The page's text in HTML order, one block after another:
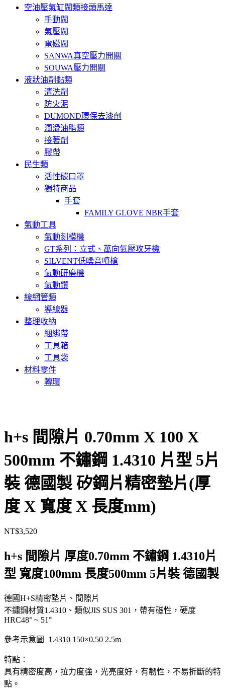
空油壓氣缸閥類接頭馬達
手動閥
氣壓閥
電磁閥
SANWA真空壓力開關
SOUWA壓力開關
液狀油劑黏類
清洗劑
防火泥
DUMOND環保去漆劑
潤滑油脂類
接著劑
膠帶
民生類
活性碳口罩
獨特商品
手套
FAMILY GLOVE NBR手套
氣動工具
氣動刻模機
GT系列：立式、萬向氣壓攻牙機
SILVENT低噪音噴槍
氣動研磨機
氣動鑽
線網管類
導線器
整理收納
綑綁帶
工具箱
工具袋
材料零件
轉環
h+s 間隙片 0.70mm X 100 X
500mm 不鏽鋼 1.4310 片型 5片
裝 德國製 矽鋼片精密墊片(厚
度 X 寬度 X 長度mm)
NT$3,520
h+s 間隙片 厚度0.70mm 不鏽鋼 1.4310片
型 寬度100mm 長度500mm 5片裝 德國製
德國H+S精密墊片、間隙片
不鏽鋼材質1.4310、類似JIS SUS 301，帶有磁性，硬度
HRC48° ~ 51°
參考示意圖 1.4310 150×0.50 2.5m
特點︰
具有精密度高，拉力度強，光亮度好，有韌性，不易折斷的特
點。